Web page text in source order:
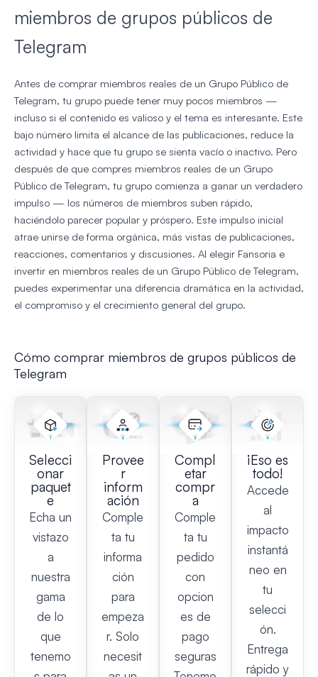
miembros de grupos públicos de
Telegram
Antes de comprar miembros reales de un Grupo Público de
Telegram, tu grupo puede tener muy pocos miembros —
incluso si el contenido es valioso y el tema es interesante. Este
bajo número limita el alcance de las publicaciones, reduce la
actividad y hace que tu grupo se sienta vacío o inactivo. Pero
después de que compres miembros reales de un Grupo
Público de Telegram, tu grupo comienza a ganar un verdadero
impulso — los números de miembros suben rápido,
haciéndolo parecer popular y próspero. Este impulso inicial
atrae unirse de forma orgánica, más vistas de publicaciones,
reacciones, comentarios y discusiones. Al elegir Fansoria e
invertir en miembros reales de un Grupo Público de Telegram,
puedes experimentar una diferencia dramática en la actividad,
el compromiso y el crecimiento general del grupo.
Cómo comprar miembros de grupos públicos de
Telegram
Selecci
onar
paquet
e
Echa un
vistazo
a
nuestra
gama
de lo
que
tenemo
Provee
r
inform
ación
Comple
ta tu
informa
ción
para
empeza
r. Solo
necesit
Compl
etar
compr
a
Comple
ta tu
pedido
con
opcion
es de
pago
seguras
¡Eso es
todo!
Accede
al
impacto
instantá
neo en
tu
selecci
ón.
Entrega
rápido y